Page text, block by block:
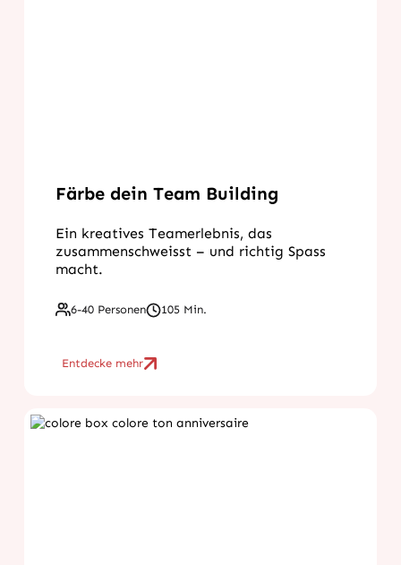
Färbe dein Team Building
Ein kreatives Teamerlebnis, das
zusammenschweisst – und richtig Spass
macht.
6-40 Personen 105 Min.
Entdecke mehr